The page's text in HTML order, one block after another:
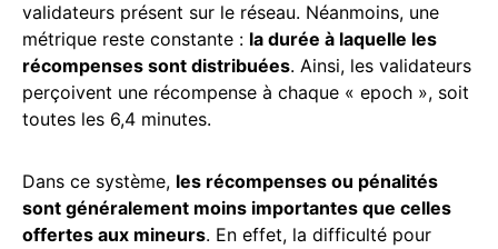
validateurs présent sur le réseau. Néanmoins, une
métrique reste constante : la durée à laquelle les
récompenses sont distribuées. Ainsi, les validateurs
perçoivent une récompense à chaque « epoch », soit
toutes les 6,4 minutes.
Dans ce système, les récompenses ou pénalités
sont généralement moins importantes que celles
offertes aux mineurs. En effet, la difficulté pour